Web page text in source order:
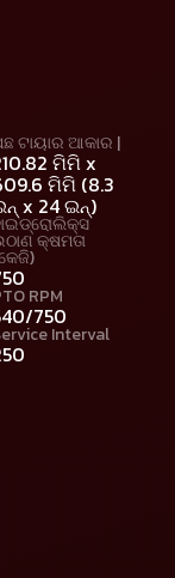
ଟାୟାର ଆକାର |
ମିମି x
ମିମି (8.3
x 24 ଇନ୍)
କ୍ଷମତା
RPM
750
Interval